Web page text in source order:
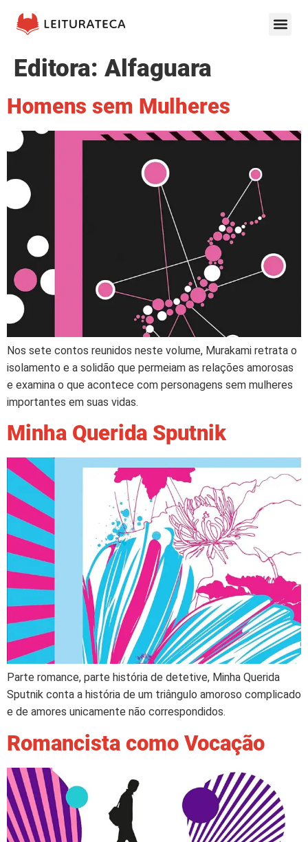
Editora: Alfaguara
Homens sem Mulheres
Nos sete contos reunidos neste volume, Murakami retrata o
isolamento e a solidão que permeiam as relações amorosas
e examina o que acontece com personagens sem mulheres
importantes em suas vidas.
Minha Querida Sputnik
Parte romance, parte história de detetive, Minha Querida
Sputnik conta a história de um triângulo amoroso complicado
e de amores unicamente não correspondidos.
Romancista como Vocação